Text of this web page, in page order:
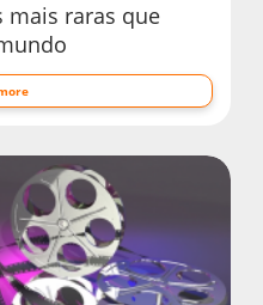
mais raras que